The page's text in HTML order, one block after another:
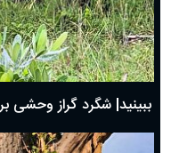
ببینید| شگرد گراز وحشی